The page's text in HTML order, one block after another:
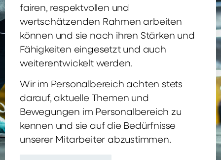
fairen, respektvollen und
wertschätzenden Rahmen arbeiten
können und sie nach ihren Stärken und
Fähigkeiten eingesetzt und auch
weiterentwickelt werden.
Wir im Personalbereich achten stets
darauf, aktuelle Themen und
Bewegungen im Personalbereich zu
kennen und sie auf die Bedürfnisse
unserer Mitarbeiter abzustimmen.